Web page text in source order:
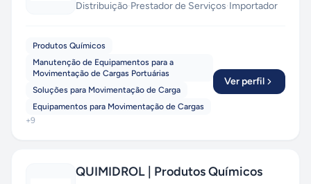
Distribuição·Prestador de Serviços·Importador
Produtos Químicos
Manutenção de Equipamentos para a
Movimentação de Cargas Portuárias
Soluções para Movimentação de Carga
Equipamentos para Movimentação de Cargas
+9
Ver perfil
QUIMIDROL | Produtos Químicos